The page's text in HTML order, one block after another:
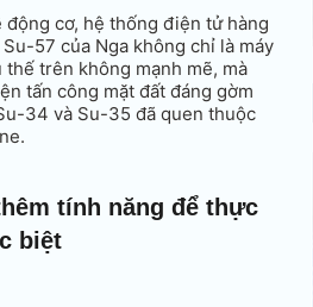
động cơ, hệ thống điện tử hàng
57 của Nga không chỉ là máy
trên không mạnh mẽ, mà
tấn công mặt đất đáng gờm
34 và Su-35 đã quen thuộc
tính năng để thực
biệt